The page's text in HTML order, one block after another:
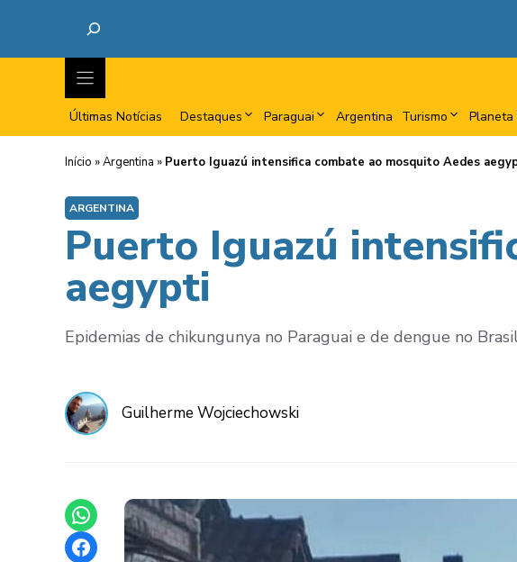
Últimas Notícias Destaques Paraguai Argentina Turismo Planeta
Início »Argentina » Puerto Iguazú intensifica combate ao mosquito Aedes
ARGENTINA
Puerto Iguazú
aegypti
Epidemias de chikungunya no Paraguai e de dengue no
Guilherme Wojciechowski
Share on WhatsApp
Share on Facebook